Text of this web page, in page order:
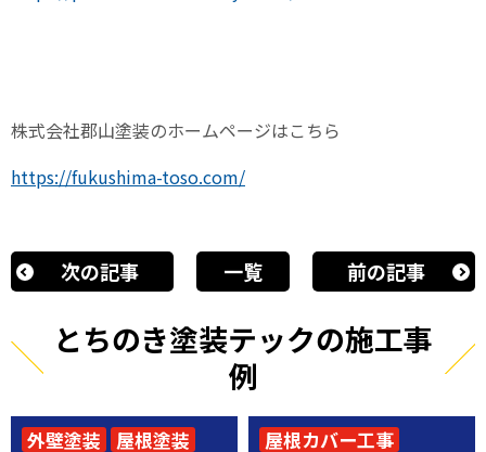
株式会社郡山塗装のホームページはこちら
https://fukushima-toso.com/
次の記事 一覧 前の記事
とちのき塗装テックの施工事
例
外壁塗装
屋根塗装
屋根カバー工事